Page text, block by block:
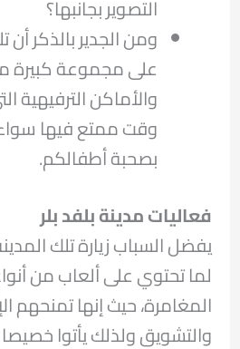
التصوير بجانبها؟
ومن الجدير بالذكر
على مجموعة كبيرة
والأماكن الترفيهية
وقت ممتع فيها
بصحبة أطفالكم.
فعاليات مدينة بلفد بلر
يفضل السباب زيارة تلك
لما تحتوي على ألعاب من
المغامرة، حيث إنها تمنحهم
والتشويق ولذلك يأتوا خصيصا